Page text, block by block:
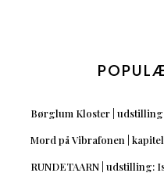
Børglum Kloster |
Mord på Vibrafonen |
RUNDETAARN | udstilling: